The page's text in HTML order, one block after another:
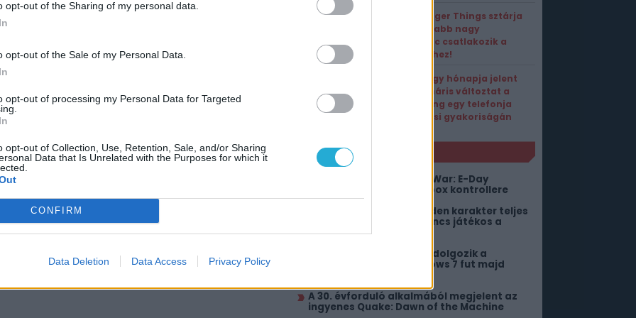
opt-out of the Sharing of my personal data.
opt-out of the Sale of my Personal Data.
opt-out of processing my Personal Data for Targeted
opt-out of Collection, Use, Retention, Sale, and/or Sharing
Data that Is Unrelated with the Purposes for which it
CONFIRM
Data Deletion Data Access Privacy Policy
némiképp érdekesebb, ugyanisRon
ideje tudni, hogy Harry legjobb barátját
beszélünk, aki aBölcsek kövé
tárgy, ami képes megmutatni az ember
kapcsán
Dumbledorer már az elején óva
„
speciális " változatát
Louis Shelton
version of Ron Weasley in the HARRY POTTER
when he sees himself as Head Boy
A Stranger Things sztárja
után újabb nagy
kedvenc csatlakozik a
Marvelhez!
Alig négy hónapja jelent
meg, máris változtat a
Samsung egy telefonja
frissítési gyakoriságán
AJÁNLÓ
Kiszivárgott a Gears of War: E-Day
limitált, extravagáns Xbox kontrollere
Ebben az MMO-ban minden karakter teljes
életet él – Akkor is, ha nincs játékos a
környéken
Aero néven új okosórán dolgozik a
Samsung, de nem Windows 7 fut majd
A 30. évforduló alkalmából megjelent az
ingyenes Quake: Dawn of the Machine